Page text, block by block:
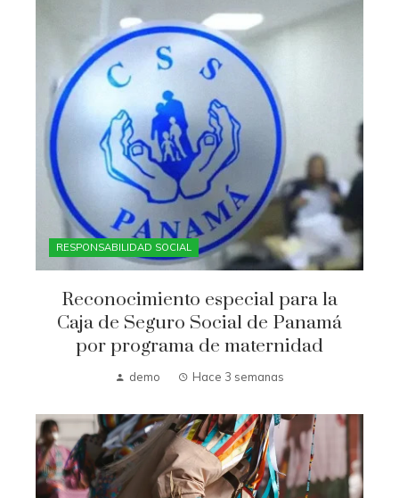
RESPONSABILIDAD SOCIAL
Reconocimiento especial para la
Caja de Seguro Social de Panamá
por programa de maternidad
demo Hace 3 semanas